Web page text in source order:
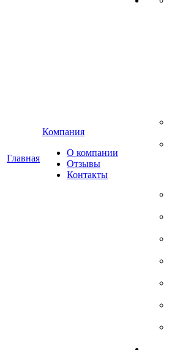
Главная
Компания
О компании
Отзывы
Контакты